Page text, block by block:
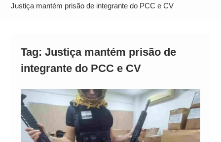
Neymar Chama Santos de “Esquisito” após
Justiça mantém prisão de integrante do PCC e CV
Tag: Justiça mantém prisão de
integrante do PCC e CV